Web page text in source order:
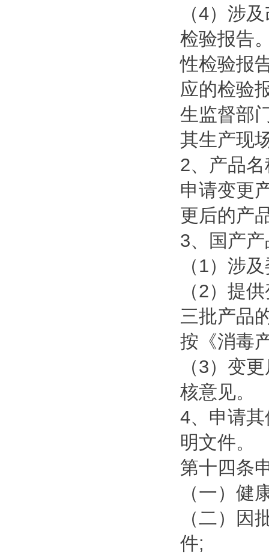
（4）涉
检验报告
性检验报
应的检验
生监督部
其生产现
2、产品
申请变更
更后的产
3、国产
（1）涉
（2）提
三批产品
按《消毒
（3）变
核意见。
4、申请
明文件。
第十四条
（一）健
（二）
件;